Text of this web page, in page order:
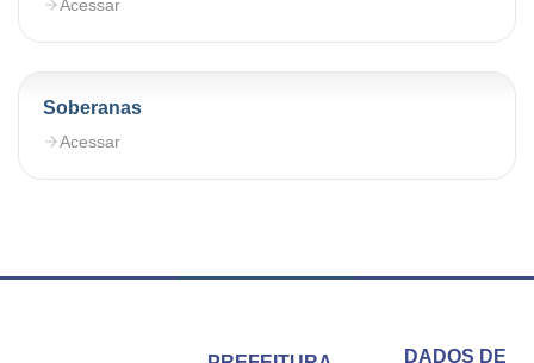
Acessar
Soberanas
Acessar
DADOS DE